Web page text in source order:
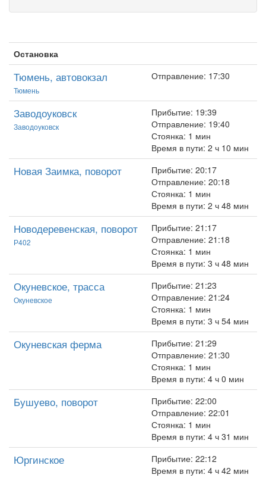
Остановка
Тюмень, автовокзал
Тюмень
Отправление: 17:30
Заводоуковск
Заводоуковск
Прибытие: 19:39
Отправление: 19:40
Стоянка: 1 мин
Время в пути: 2 ч 10 мин
Новая Заимка, поворот
Прибытие: 20:17
Отправление: 20:18
Стоянка: 1 мин
Время в пути: 2 ч 48 мин
Новодеревенская, поворот
Р402
Прибытие: 21:17
Отправление: 21:18
Стоянка: 1 мин
Время в пути: 3 ч 48 мин
Окуневское, трасса
Окуневское
Прибытие: 21:23
Отправление: 21:24
Стоянка: 1 мин
Время в пути: 3 ч 54 мин
Окуневская ферма
Прибытие: 21:29
Отправление: 21:30
Стоянка: 1 мин
Время в пути: 4 ч 0 мин
Бушуево, поворот
Прибытие: 22:00
Отправление: 22:01
Стоянка: 1 мин
Время в пути: 4 ч 31 мин
Юргинское
Прибытие: 22:12
Время в пути: 4 ч 42 мин